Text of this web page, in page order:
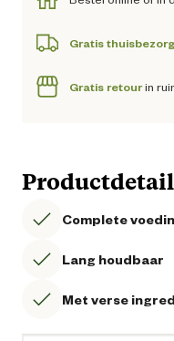
Gratis
Gratis retourin
Complete
Lang houdbaar
Met verse